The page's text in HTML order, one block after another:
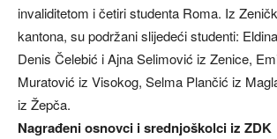
invaliditetom i četiri studenta Roma. Iz
kantona, su podržani slijedeći studenti:
Denis Čelebić i Ajna Selimović iz Zenice,
Muratović iz Visokog, Selma Plančić iz
iz Žepča.
Nagrađeni osnovci i srednjoškolci iz ZDK